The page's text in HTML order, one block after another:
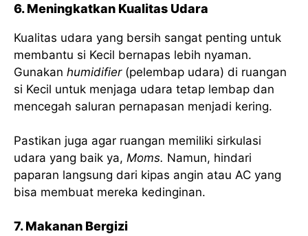
6. Meningkatkan Kualitas Udara
Kualitas udara yang bersih sangat penting untuk
membantu si Kecil bernapas lebih nyaman.
Gunakan humidifier(pelembap udara) di ruangan
si Kecil untuk menjaga udara tetap lembap dan
mencegah saluran pernapasan menjadi kering.
Pastikan juga agar ruangan memiliki sirkulasi
udara yang baik ya, Moms. Namun, hindari
paparan langsung dari kipas angin atau AC yang
bisa membuat mereka kedinginan.
7. Makanan Bergizi